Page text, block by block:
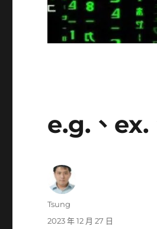
e.g.、ex.
作
Tsung
發
2023 年 12 月 27 日